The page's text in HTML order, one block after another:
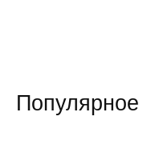
Популярное